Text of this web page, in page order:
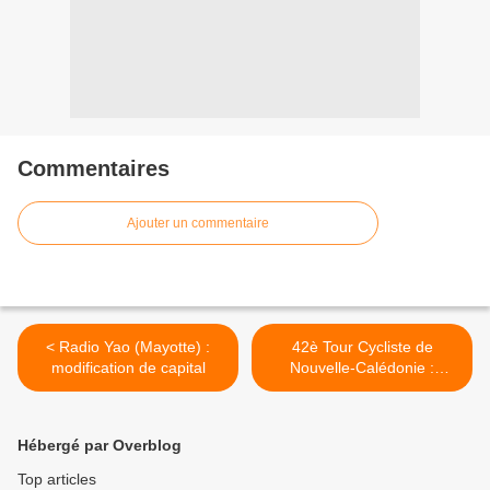
Commentaires
Ajouter un commentaire
< Radio Yao (Mayotte) :
modification de capital
42è Tour Cycliste de
Nouvelle-Calédonie :
Dispositif de Nlle-Calédonie
Hébergé par Overblog
Top articles